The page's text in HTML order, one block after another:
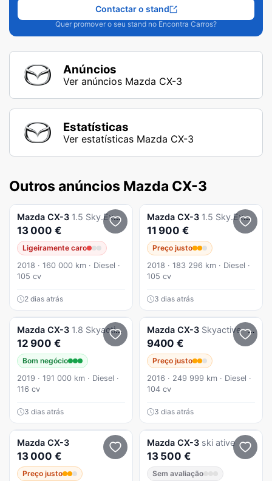
Quer promover o seu stand no Encontra Carros?
Contactar o stand
Anúncios
Ver anúncios Mazda CX-3
Estatísticas
Ver estatísticas Mazda CX-3
Outros anúncios Mazda CX-3
Mazda CX-3 1.5 Sky.Excellence Navi
13 000 €
Ligeiramente caro
2018 · 160 000 km · Diesel ·
105 cv
2 dias atrás
Mazda CX-3 1.5 Sky.Excellence HT Leather White Navi
11 900 €
Preço justo
2018 · 183 296 km · Diesel ·
105 cv
3 dias atrás
Mazda CX-3 1.8 Skyactiv-D Attraction
12 900 €
Bom negócio
2019 · 191 000 km · Diesel ·
116 cv
3 dias atrás
Mazda CX-3 Skyactive - Pack Excellence Premium
9400 €
Preço justo
2016 · 249 999 km · Diesel ·
104 cv
3 dias atrás
Mazda CX-3
13 000 €
Preço justo
Mazda CX-3 ski ative
13 500 €
Sem avaliação